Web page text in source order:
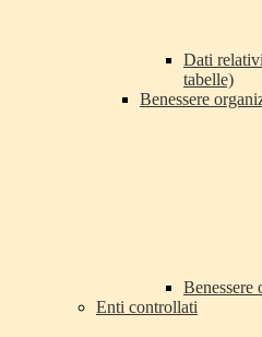
Dati
tabelle)
Benessere
Benessere
Enti controllati